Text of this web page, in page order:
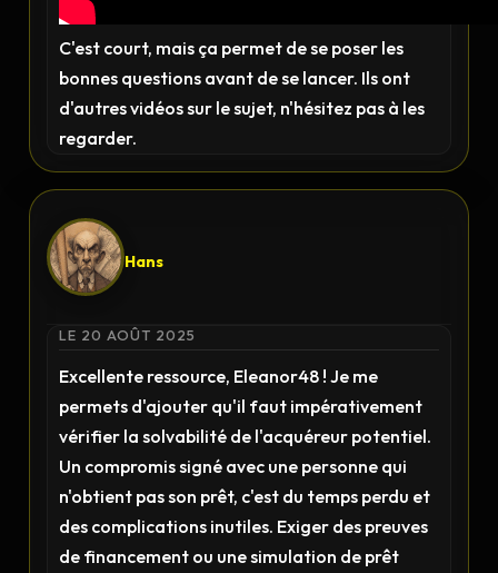
C'est court, mais ça permet de se poser les
bonnes questions avant de se lancer. Ils ont
d'autres vidéos sur le sujet, n'hésitez pas à les
regarder.
Hans
LE 20 AOÛT 2025
Excellente ressource, Eleanor48 ! Je me
permets d'ajouter qu'il faut impérativement
vérifier la solvabilité de l'acquéreur potentiel.
Un compromis signé avec une personne qui
n'obtient pas son prêt, c'est du temps perdu et
des complications inutiles. Exiger des preuves
de financement ou une simulation de prêt